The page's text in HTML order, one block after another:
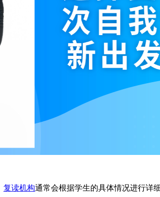
复读机构通常会根据学生的具体情况进行详